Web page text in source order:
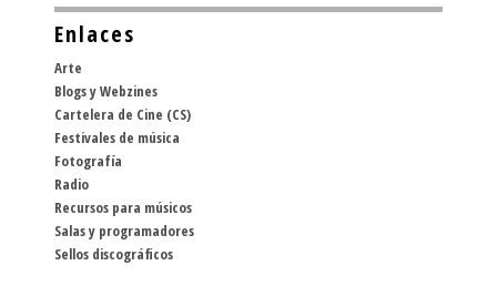
Enlaces
Arte
Blogs y Webzines
Cartelera de Cine (CS)
Festivales de música
Fotografía
Radio
Recursos para músicos
Salas y programadores
Sellos discográficos